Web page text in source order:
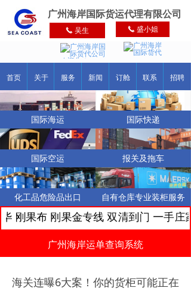
广州海岸国际货运代理有限公司
끅 盛小姐
끅 吴生
首页 关于 服务 新闻 订舱 联系 招聘
果布 刚果金专线 双清到门 一手庄家
广州海岸运单查询系统
国际海运 国际快递
国际空运 报关及拖车
化工品危险品出口 自有仓库专业装柜服务
海关连曝6大案！你的货柜可能正在